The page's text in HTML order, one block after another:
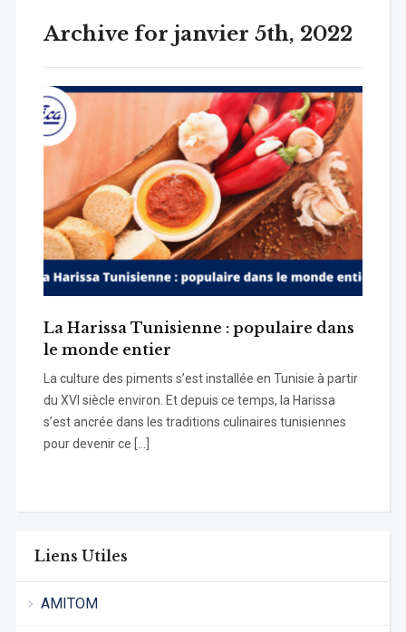
Liens Utiles
AMITOM
Archive for janvier 5th, 2022
La Harissa Tunisienne : populaire dans
le monde entier
La culture des piments s’est installée en Tunisie à partir
du XVI siècle environ. Et depuis ce temps, la Harissa
s’est ancrée dans les traditions culinaires tunisiennes
pour devenir ce […]